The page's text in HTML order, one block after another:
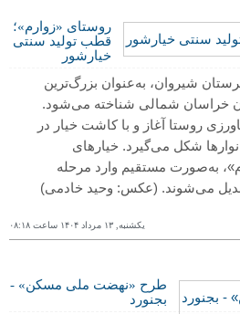
روستای «زوارم»؛
قطب تولید سنتی
خیارشور
شیروان، به‌عنوان بزرگ‌ترین
خراسان شمالی شناخته می‌شود.
روستا آغاز و با کاشت خیار در
شکل می‌گیرد. خیارهای
به‌صورت مستقیم وارد مرحله
می‌شوند. (عکس: وحید خادمی)
یکشنبه, ١٣ مرداد ١۴۰۴ ساعت ۰٨:١٨
طرح «نهضت ملی مسکن» -
بجنورد